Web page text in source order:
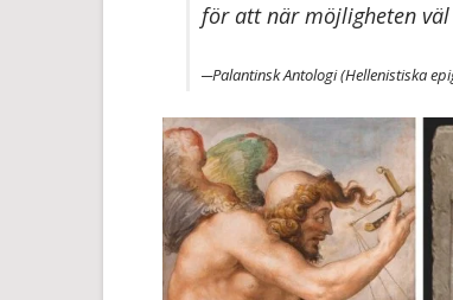
för att när möjligheten
─Palantinsk Antologi (Hellenistiska